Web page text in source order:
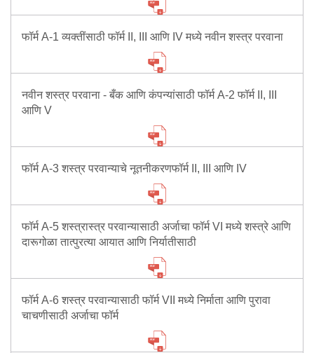
फॉर्म A-1 व्यक्तींसाठी फॉर्म II, III आणि IV मध्ये नवीन शस्त्र परवाना
नवीन शस्त्र परवाना - बँक आणि कंपन्यांसाठी फॉर्म A-2 फॉर्म II, III
आणि V
फॉर्म A-3 शस्त्र परवान्याचे नूतनीकरणफॉर्म II, III आणि IV
फॉर्म A-5 शस्त्रास्त्र परवान्यासाठी अर्जाचा फॉर्म VI मध्ये शस्त्रे आणि
दारूगोळा तात्पुरत्या आयात आणि निर्यातीसाठी
फॉर्म A-6 शस्त्र परवान्यासाठी फॉर्म VII मध्ये निर्माता आणि पुरावा
चाचणीसाठी अर्जाचा फॉर्म